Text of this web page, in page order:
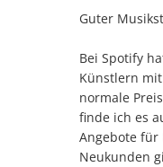
Guter
Bei Spotify
Künstlern
normale
finde ich es
Angebote
Neukunden